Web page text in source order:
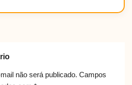
não será publicado. Campos